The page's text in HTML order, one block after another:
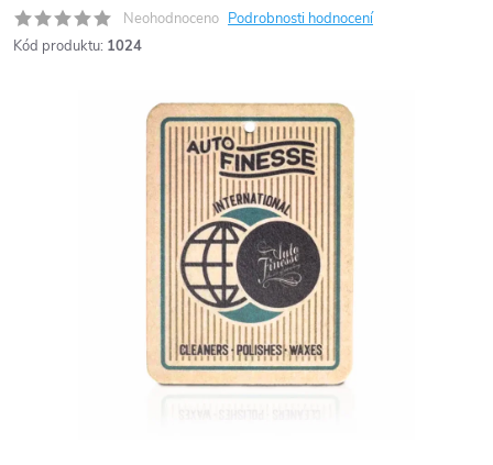
Neohodnoceno Podrobnosti hodnocení
Kód produktu: 1024